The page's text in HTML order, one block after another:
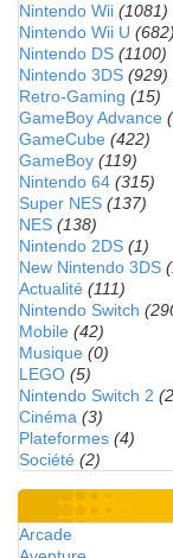
Nintendo Wii (1081)
Nintendo Wii U (682)
Nintendo DS (1100)
Nintendo 3DS (929)
Retro-Gaming (15)
GameBoy Advance
GameCube (422)
GameBoy (119)
Nintendo 64 (315)
Super NES (137)
NES (138)
Nintendo 2DS (1)
New Nintendo 3DS
Actualité (111)
Nintendo Switch
Mobile (42)
Musique (0)
LEGO (5)
Nintendo Switch 2
Cinéma (3)
Plateformes (4)
Société (2)
Arcade